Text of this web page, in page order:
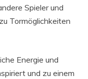
Spieler und
Tormöglichkeiten
Energie und
und zu einem